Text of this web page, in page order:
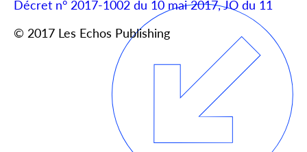
Décret n° 2017-1002 du 10 mai 2017, JO du 11
© 2017 Les Echos Publishing